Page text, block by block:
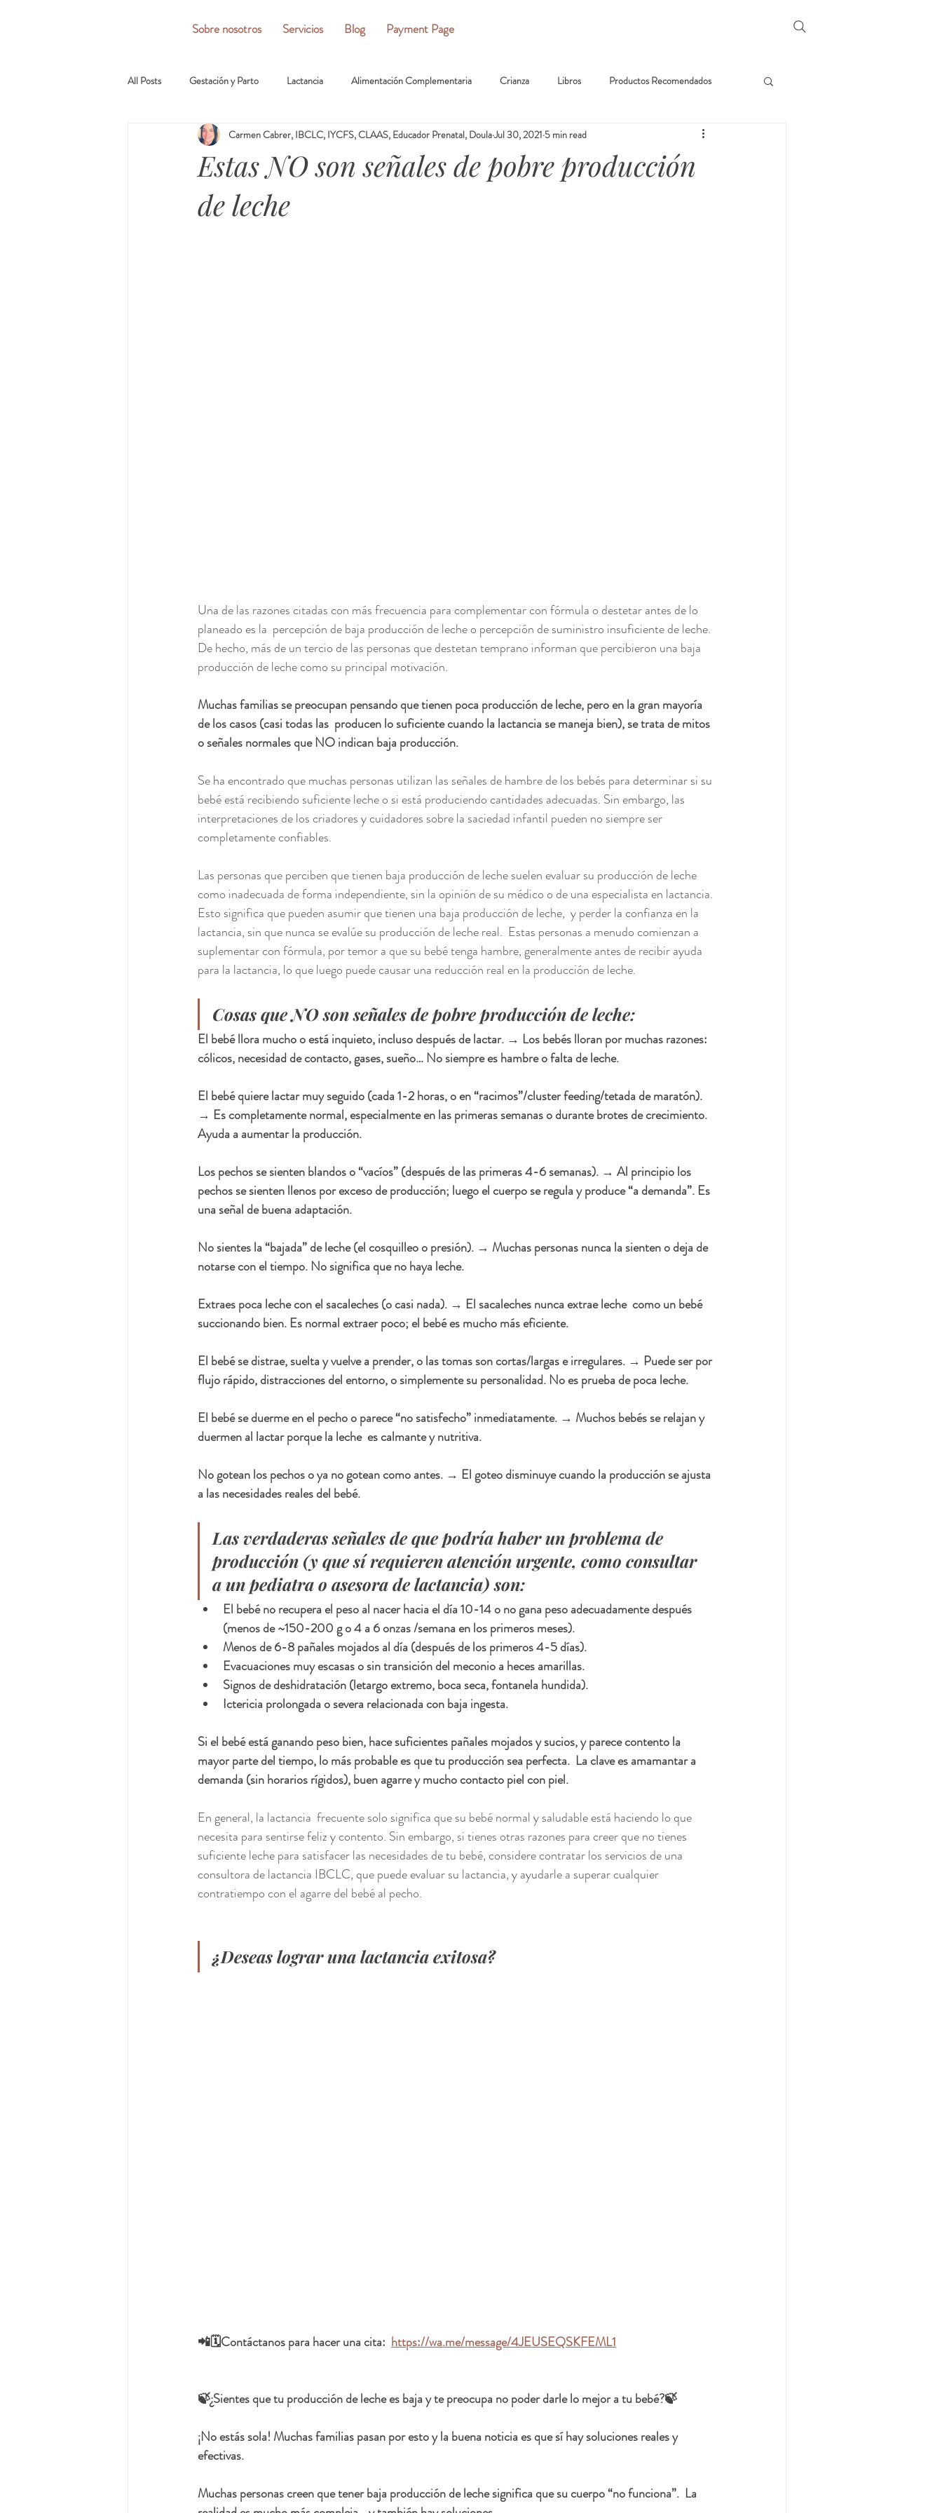
Sobre nosotros Servicios Blog Payment Page
All Posts Gestación y Parto Lactancia Alimentación Complementaria Crianza Libros Productos Recomendados
Estas NO son señales de pobre producción
de leche
Carmen Cabrer, IBCLC, IYCFS, CLAAS, Educador Prenatal, DoulaJul 30, 2021 5 min read
Una de las razones citadas con más frecuencia para complementar con fórmula o destetar antes de lo
planeado es la  percepción de baja producción de leche o percepción de suministro insuficiente de leche.
De hecho, más de un tercio de las personas que destetan temprano informan que percibieron una baja
producción de leche como su principal motivación.
Muchas familias se preocupan pensando que tienen poca producción de leche, pero en la gran mayoría
de los casos (casi todas las  producen lo suficiente cuando la lactancia se maneja bien), se trata de mitos
o señales normales que NO indican baja producción.
Se ha encontrado que muchas personas utilizan las señales de hambre de los bebés para determinar si su
bebé está recibiendo suficiente leche o si está produciendo cantidades adecuadas. Sin embargo, las
interpretaciones de los criadores y cuidadores sobre la saciedad infantil pueden no siempre ser
completamente confiables.
Las personas que perciben que tienen baja producción de leche suelen evaluar su producción de leche
como inadecuada de forma independiente, sin la opinión de su médico o de una especialista en lactancia.
Esto significa que pueden asumir que tienen una baja producción de leche,  y perder la confianza en la
lactancia, sin que nunca se evalúe su producción de leche real.  Estas personas a menudo comienzan a
suplementar con fórmula, por temor a que su bebé tenga hambre, generalmente antes de recibir ayuda
para la lactancia, lo que luego puede causar una reducción real en la producción de leche.
Cosas que NO son señales de pobre producción de leche:
El bebé llora mucho o está inquieto, incluso después de lactar. → Los bebés lloran por muchas razones:
cólicos, necesidad de contacto, gases, sueño… No siempre es hambre o falta de leche.
El bebé quiere lactar muy seguido (cada 1-2 horas, o en “racimos”/cluster feeding/tetada de maratón).
→ Es completamente normal, especialmente en las primeras semanas o durante brotes de crecimiento.
Ayuda a aumentar la producción.
Los pechos se sienten blandos o “vacíos” (después de las primeras 4-6 semanas). → Al principio los
pechos se sienten llenos por exceso de producción; luego el cuerpo se regula y produce “a demanda”. Es
una señal de buena adaptación.
No sientes la “bajada” de leche (el cosquilleo o presión). → Muchas personas nunca la sienten o deja de
notarse con el tiempo. No significa que no haya leche.
Extraes poca leche con el sacaleches (o casi nada). → El sacaleches nunca extrae leche  como un bebé
succionando bien. Es normal extraer poco; el bebé es mucho más eficiente.
El bebé se distrae, suelta y vuelve a prender, o las tomas son cortas/largas e irregulares. → Puede ser por
flujo rápido, distracciones del entorno, o simplemente su personalidad. No es prueba de poca leche.
El bebé se duerme en el pecho o parece “no satisfecho” inmediatamente. → Muchos bebés se relajan y
duermen al lactar porque la leche  es calmante y nutritiva.
No gotean los pechos o ya no gotean como antes. → El goteo disminuye cuando la producción se ajusta
a las necesidades reales del bebé.
Las verdaderas señales de que podría haber un problema de
producción (y que sí requieren atención urgente, como consultar
a un pediatra o asesora de lactancia) son:
El bebé no recupera el peso al nacer hacia el día 10-14 o no gana peso adecuadamente después
(menos de ~150-200 g o 4 a 6 onzas /semana en los primeros meses).
Menos de 6-8 pañales mojados al día (después de los primeros 4-5 días).
Evacuaciones muy escasas o sin transición del meconio a heces amarillas.
Signos de deshidratación (letargo extremo, boca seca, fontanela hundida).
Ictericia prolongada o severa relacionada con baja ingesta.
Si el bebé está ganando peso bien, hace suficientes pañales mojados y sucios, y parece contento la
mayor parte del tiempo, lo más probable es que tu producción sea perfecta.  La clave es amamantar a
demanda (sin horarios rígidos), buen agarre y mucho contacto piel con piel.
En general, la lactancia  frecuente solo significa que su bebé normal y saludable está haciendo lo que
necesita para sentirse feliz y contento. Sin embargo, si tienes otras razones para creer que no tienes
suficiente leche para satisfacer las necesidades de tu bebé, considere contratar los servicios de una
consultora de lactancia IBCLC, que puede evaluar su lactancia, y ayudarle a superar cualquier
contratiempo con el agarre del bebé al pecho.
¿Deseas lograr una lactancia exitosa?
📲🗓️Contáctanos para hacer una cita: https://wa.me/message/4JEUSEQSKFEML1
🍃¿Sientes que tu producción de leche es baja y te preocupa no poder darle lo mejor a tu bebé?🍃
¡No estás sola! Muchas familias pasan por esto y la buena noticia es que sí hay soluciones reales y
efectivas.
Muchas personas creen que tener baja producción de leche significa que su cuerpo “no funciona”.  La